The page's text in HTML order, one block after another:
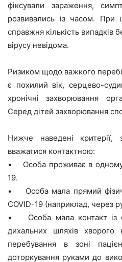
фіксували зараження,
розвивались із часом.
справжня кількість випадків
вірусу невідома.
Ризиком щодо важкого
є похилий вік, серцево-
хронічні захворювання
Серед дітей захворювання
Нижче наведені
вважатися контактною:
• Особа проживає в одному
19.
• Особа мала прямий
COVID-19 (наприклад, через
• Особа мала контакт із
дихальних шляхів хворого
перебування в зоні
доторкування руками до